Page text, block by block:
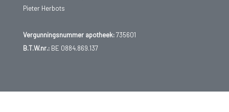
Pieter Herbots
Vergunningsnummer apotheek:735601
B.T.W.nr.:BE 0884.869.137